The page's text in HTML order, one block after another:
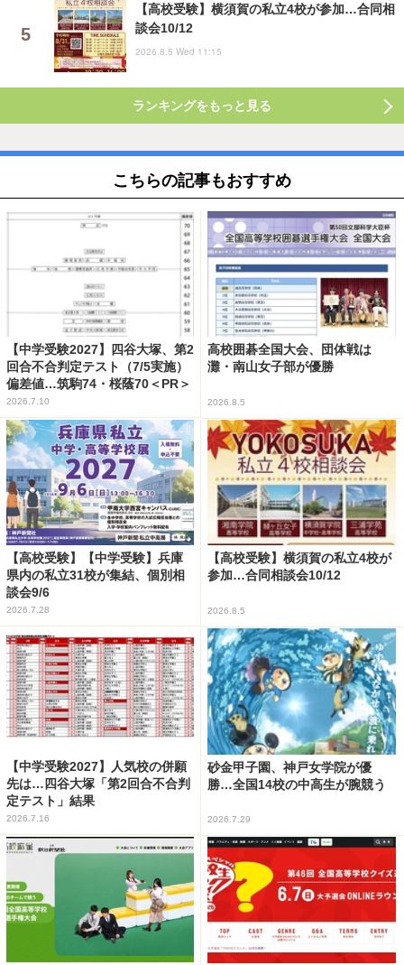
【高校受験】横須賀の私立4校が参加…合同相
談会10/12
2026.8.5 Wed 11:15
ランキングをもっと見る
こちらの記事もおすすめ
【中学受験2027】四谷大塚、第2
回合不合判定テスト（7/5実施）
偏差値…筑駒74・桜蔭70＜PR＞
2026.7.10
高校囲碁全国大会、団体戦は
灘・南山女子部が優勝
2026.8.5
【高校受験】【中学受験】兵庫
県内の私立31校が集結、個別相
談会9/6
2026.7.28
【高校受験】横須賀の私立4校が
参加…合同相談会10/12
2026.8.5
【中学受験2027】人気校の併願
先は…四谷大塚「第2回合不合判
定テスト」結果
2026.7.16
砂金甲子園、神戸女学院が優
勝…全国14校の中高生が腕競う
2026.7.29